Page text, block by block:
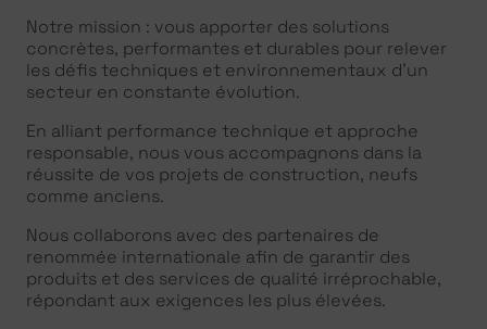
Notre mission : vous apporter des solutions
concrètes, performantes et durables pour relever
les défis techniques et environnementaux d’un
secteur en constante évolution.
En alliant performance technique et approche
responsable, nous vous accompagnons dans la
réussite de vos projets de construction, neufs
comme anciens.
Nous collaborons avec des partenaires de
renommée internationale afin de garantir des
produits et des services de qualité irréprochable,
répondant aux exigences les plus élevées.